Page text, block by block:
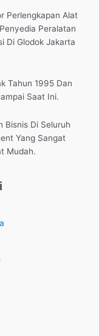
Perlengkapan Alat
Peralatan
Di Glodok Jakarta
Tahun 1995 Dan
Saat Ini.
Bisnis Di Seluruh
Yang Sangat
Mudah.